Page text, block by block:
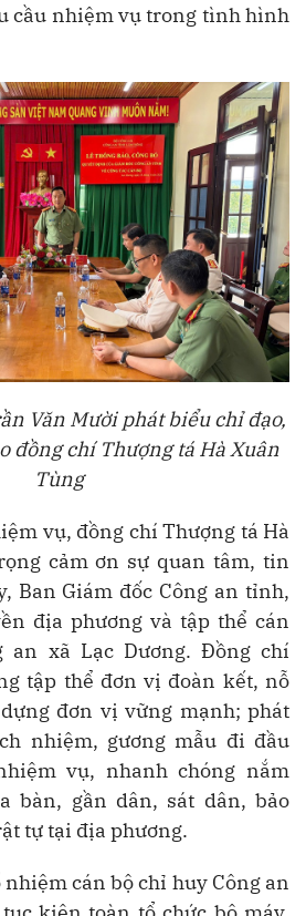
cầu nhiệm vụ trong tình hình
Văn Mười phát biểu chỉ đạo,
đồng chí Thượng tá Hà Xuân
Tùng
vụ, đồng chí Thượng tá Hà
cảm ơn sự quan tâm, tin
Ban Giám đốc Công an tỉnh,
địa phương và tập thể cán
an xã Lạc Dương. Đồng chí
tập thể đơn vị đoàn kết, nỗ
đơn vị vững mạnh; phát
nhiệm, gương mẫu đi đầu
vụ, nhanh chóng nắm
bàn, gần dân, sát dân, bảo
tự tại địa phương.
cán bộ chỉ huy Công an